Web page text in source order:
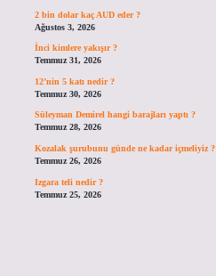
2 bin dolar kaç AUD eder ?
Ağustos 3, 2026
İnci kimlere yakışır ?
Temmuz 31, 2026
12’nin 5 katı nedir ?
Temmuz 30, 2026
Süleyman Demirel hangi barajları yaptı ?
Temmuz 28, 2026
Kozalak şurubunu günde ne kadar içmeliyiz ?
Temmuz 26, 2026
Izgara teli nedir ?
Temmuz 25, 2026